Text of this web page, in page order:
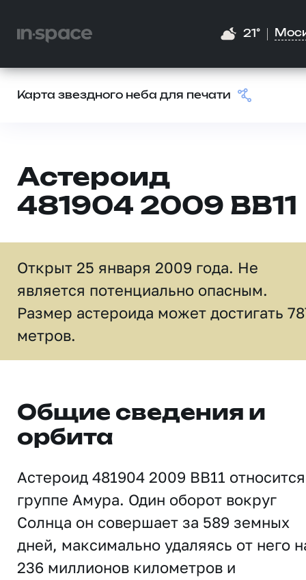
21°
Карта звездного неба для печати
Астероид
481904 2009 BB11
Открыт 25 января 2009 года. Не
является потенциально опасным.
Размер астероида может достигать
метров.
Общие сведения и
орбита
Астероид 481904 2009 BB11
группе Амура. Один оборот вокруг
Солнца он совершает за 589 земных
дней, максимально удаляясь от него
236 миллионов километров и